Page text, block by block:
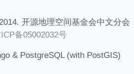
开源地理空间基金会中文分会
备05002032号
& PostgreSQL (with PostGIS)